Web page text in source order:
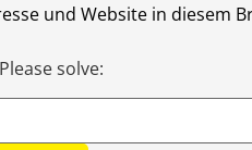
und Website in diesem
solve: